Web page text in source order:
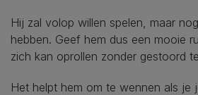
Hij zal volop willen spelen, maar
hebben. Geef hem dus een mooie
zich kan oprollen zonder gestoord
Het helpt hem om te wennen als je